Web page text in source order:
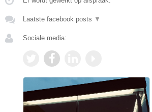
Laatste facebook posts ▼
Sociale media: